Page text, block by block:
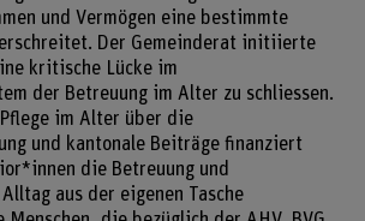
und Vermögen eine bestimmte
Der Gemeinderat initiierte
kritische Lücke im
der Betreuung im Alter zu schliessen.
im Alter über die
und kantonale Beiträge finanziert
die Betreuung und
aus der eigenen Tasche